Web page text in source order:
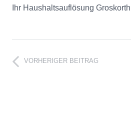
Ihr Haushaltsauflösung
VORHERIGER BEITRAG